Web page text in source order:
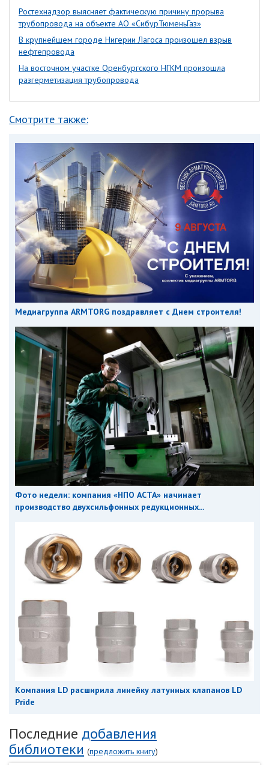
Ростехнадзор выясняет фактическую причину прорыва
трубопровода на объекте АО «СибурТюменьГаз»
В крупнейшем городе Нигерии Лагоса произошел взрыв
нефтепровода
На восточном участке Оренбургского НГКМ произошла
разгерметизация трубопровода
Смотрите также:
Медиагруппа ARMTORG поздравляет с Днем строителя!
Фото недели: компания «НПО АСТА» начинает
производство двухсильфонных редукционных...
Компания LD расширила линейку латунных клапанов LD
Pride
Последние добавления
библиотеки (предложить книгу)